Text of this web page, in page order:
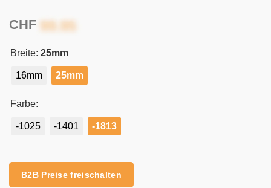
CHF
Breite: 25mm
16mm 25mm
Farbe:
-1025 -1401 -1813
B2B Preise freischalten